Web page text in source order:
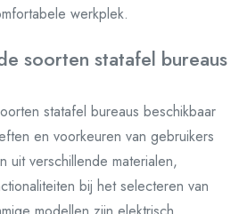
werkplek.
soorten statafel bureaus
statafel bureaus beschikbaar
en voorkeuren van gebruikers
uit verschillende materialen,
bij het selecteren van